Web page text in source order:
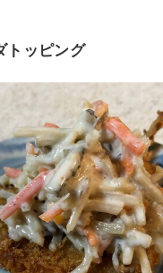
トッピング